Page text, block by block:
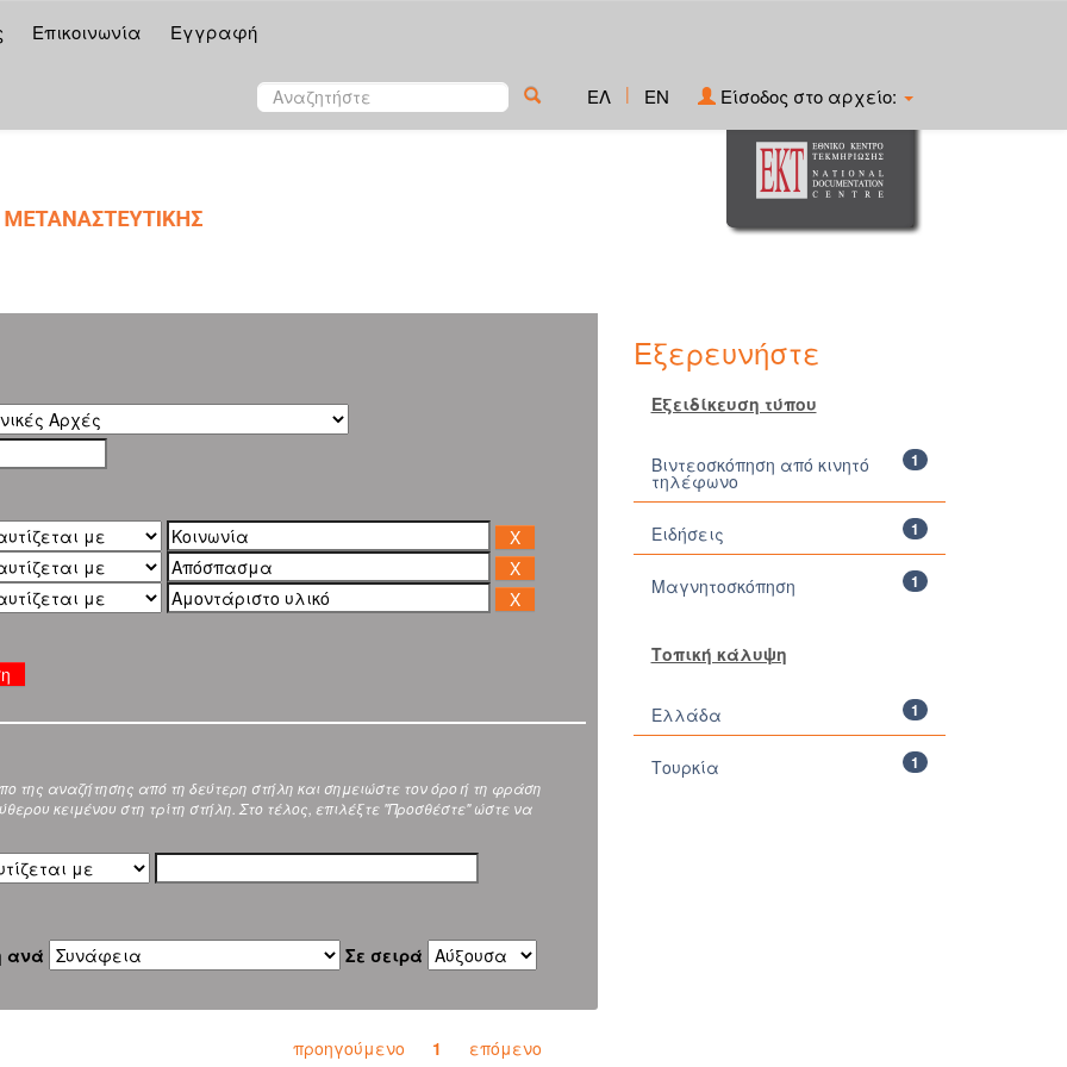
Επικοινωνία Εγγραφή
ΕΛ | EN Είσοδος στο αρχείο:
της αναζήτησης από τη δεύτερη στήλη και σημειώστε τον όρο ή τη φράση
κειμένου στη τρίτη στήλη. Στο τέλος, επιλέξτε "Προσθέστε" ώστε να
ανά Σε σειρά
προηγούμενο 1 επόμενο
Εξερευνήστε
Εξειδίκευση τύπου
1
Βιντεοσκόπηση από κινητό
τηλέφωνο
1
Ειδήσεις
1
Μαγνητοσκόπηση
Τοπική κάλυψη
1
Ελλάδα
1
Τουρκία